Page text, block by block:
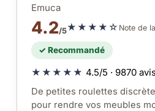
Emuca
4.2/5★★★★☆ Note de
✓ Recommandé
★★★★★ 4.5/5 · 9870
De petites roulettes
pour rendre vos meubles